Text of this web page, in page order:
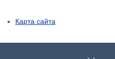
Карта сайта